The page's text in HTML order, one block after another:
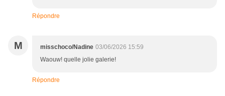
Répondre
M misschoco/Nadine 03/06/2026 15:59
Waouw! quelle jolie galerie!
Répondre